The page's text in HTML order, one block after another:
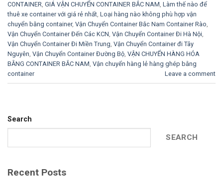
CONTAINER, GIÁ VẬN CHUYỂN CONTAINER BẮC NAM, Làm thế nào để
thuê xe container với giá rẻ nhất, Loại hàng nào không phù hợp vận
chuyển bằng container, Vận Chuyển Container Bắc Nam Container Rào,
Vận Chuyển Container Đến Các KCN, Vận Chuyển Container Đi Hà Nội,
Vận Chuyển Container Đi Miền Trung, Vận Chuyển Container đi Tây
Nguyên, Vận Chuyển Container Đường Bộ, VẬN CHUYỂN HÀNG HÓA
BẰNG CONTAINER BẮC NAM, Vận chuyển hàng lẻ hàng ghép bằng
container
Leave a comment
Search
SEARCH
Recent Posts